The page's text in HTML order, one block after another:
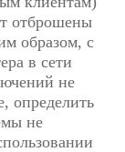
отброшены
образом, с
в сети
не
определить
не